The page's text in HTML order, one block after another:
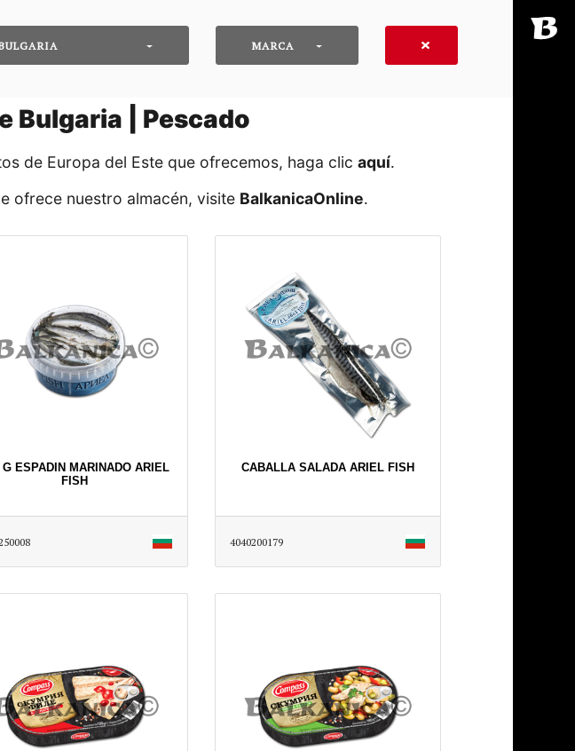
MARCA
Bulgaria | Pescado
de Europa del Este que ofrecemos, haga clic aquí․
ofrece nuestro almacén, visite BalkanicaOnline․
G ESPADIN MARINADO ARIEL
FISH
CABALLA SALADA ARIEL FISH
4040200179